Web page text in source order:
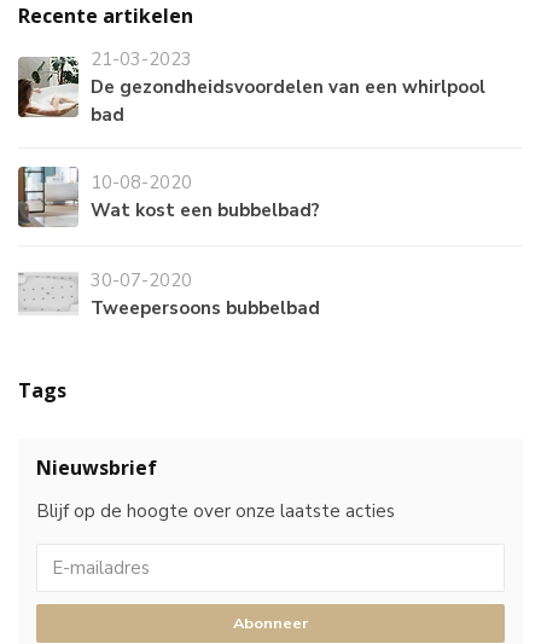
Recente artikelen
21-03-2023
De gezondheidsvoordelen van een whirlpool
bad
10-08-2020
Wat kost een bubbelbad?
30-07-2020
Tweepersoons bubbelbad
Tags
Nieuwsbrief
Blijf op de hoogte over onze laatste acties
Abonneer